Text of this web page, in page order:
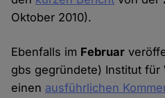
Oktober 2010).
Ebenfalls im Februar
gbs gegründete) Institut für
einen ausführlichen